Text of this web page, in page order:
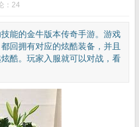
：24
能的金牛版本传奇手游。游戏
回拥有对应的炫酷装备，并且
酷。玩家入服就可以对战，看